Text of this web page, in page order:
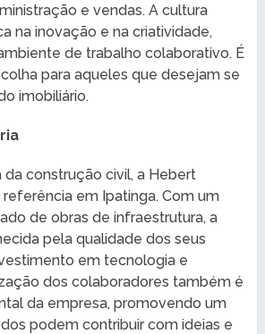
e vendas. A cultura
na inovação e na criatividade,
de trabalho colaborativo. É
para aqueles que desejam se
imobiliário.
da construção civil, a Hebert
referência em Ipatinga. Com um
de obras de infraestrutura, a
pela qualidade dos seus
em tecnologia e
dos colaboradores também é
da empresa, promovendo um
podem contribuir com ideias e